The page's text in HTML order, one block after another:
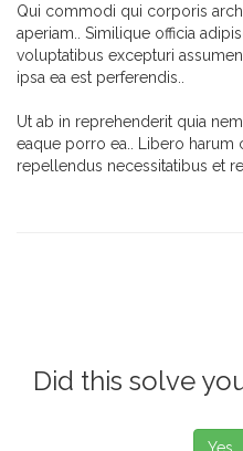
Qui commodi qui corporis
aperiam.. Similique officia
voluptatibus excepturi
ipsa ea est perferendis..
Ut ab in reprehenderit quia
eaque porro ea.. Libero
repellendus necessitatibus et
Did this solve